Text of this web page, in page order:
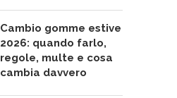
Cambio gomme estive
2026: quando farlo,
regole, multe e cosa
cambia davvero